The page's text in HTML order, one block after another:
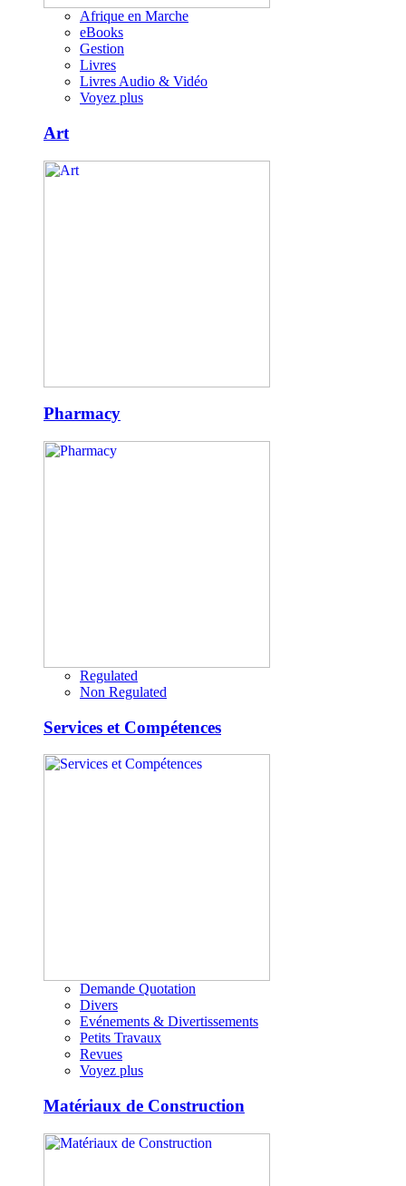
Afrique en Marche
eBooks
Gestion
Livres
Livres Audio & Vidéo
Voyez plus
Art
Pharmacy
Regulated
Non Regulated
Services et Compétences
Demande Quotation
Divers
Evénements & Divertissements
Petits Travaux
Revues
Voyez plus
Matériaux de Construction